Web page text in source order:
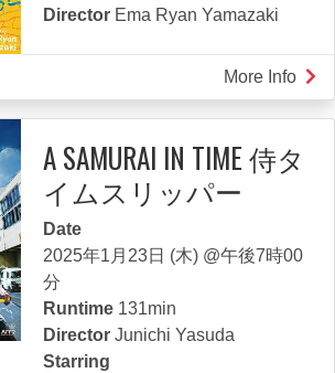
ち
ゃ
Director Ema Ryan Yamazaki
More Info
The
of
A SAMURAI IN TIME 侍タ
イムスリッパー
Date
2025年1月23日 (木) @午後7時00
分
Runtime 131min
Director Junichi Yasuda
Starring